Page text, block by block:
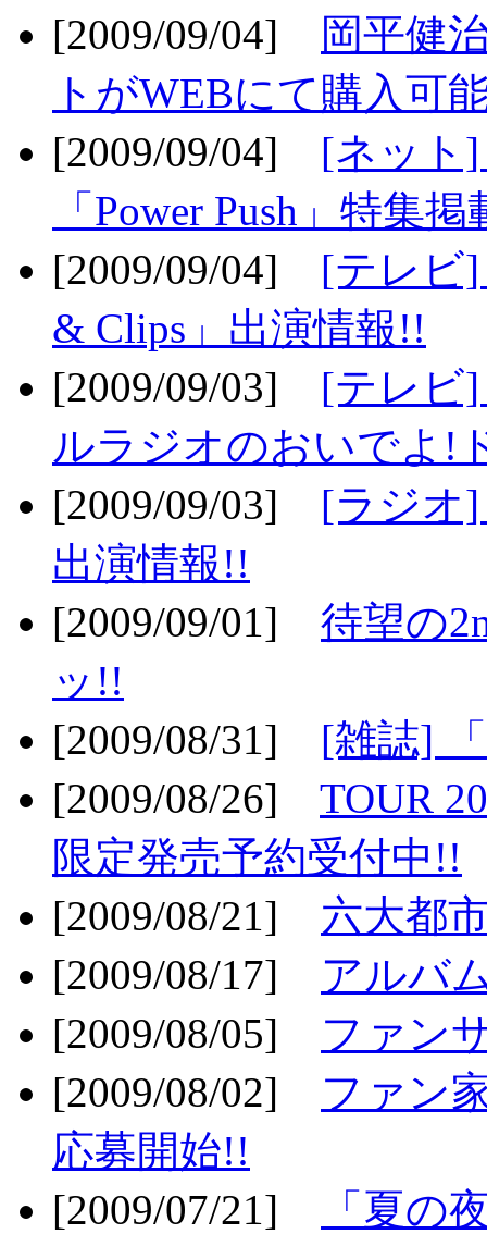
[2009/09/04]
岡平健
トがWEBにて購入可
[2009/09/04] [ネット]
「Power Push」特集
[2009/09/04] [テレビ]
& Clips」出演情報!!
[2009/09/03] [テレビ
ルラジオのおいでよ!
[2009/09/03] [ラジオ]
出演情報!!
[2009/09/01] 待望の
ッ!!
[2009/08/31] [雑誌]
[2009/08/26] TOUR
限定発売予約受付中!!
[2009/08/21] 六大都
[2009/08/17] アルバ
[2009/08/05] ファン
[2009/08/02] ファン
応募開始!!
[2009/07/21]
「夏の